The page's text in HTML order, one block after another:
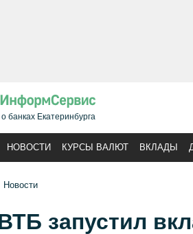
банках Екатеринбурга
НОВОСТИ КУРСЫ ВАЛЮТ ВКЛАДЫ
Новости
запустил